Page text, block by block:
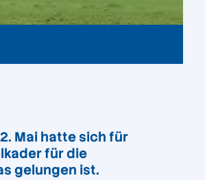
Mai hatte sich für
für die
gelungen ist.